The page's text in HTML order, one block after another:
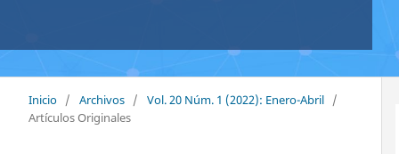
Inicio / Archivos / Vol. 20 Núm. 1 (2022): Enero-Abril /
Artículos Originales